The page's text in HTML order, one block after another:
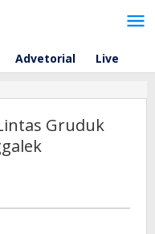
Advetorial Live
Gruduk